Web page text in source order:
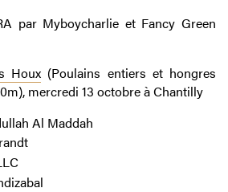
par Myboycharlie et Fancy Green
Houx (Poulains entiers et hongres
mercredi 13 octobre à Chantilly
Al Maddah